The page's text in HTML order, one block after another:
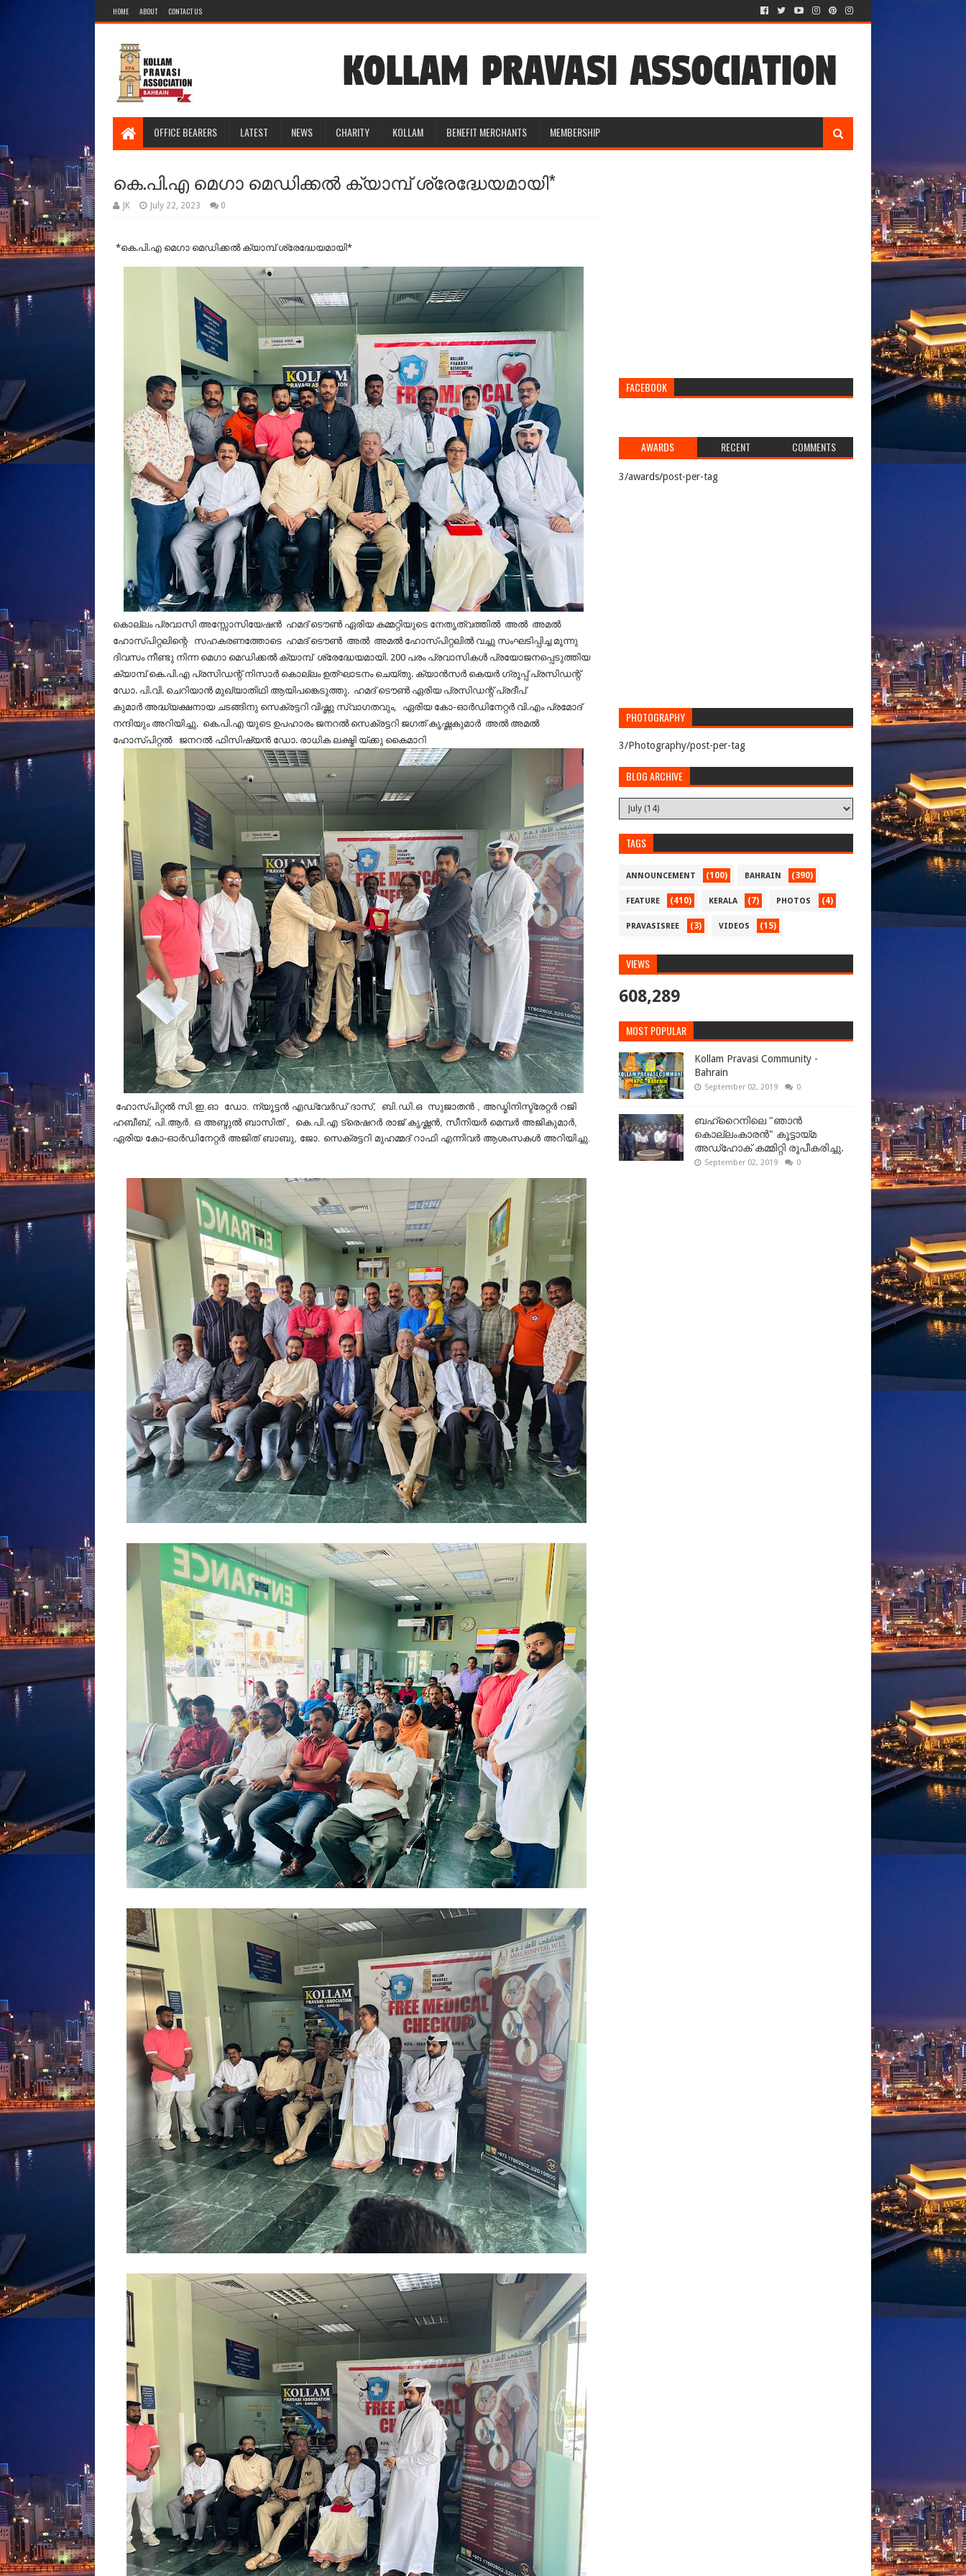
HOME ABOUT CONTACT US
OFFICE BEARERS LATEST NEWS CHARITY KOLLAM BENEFIT MERCHANTS MEMBERSHIP
കെ.പി.എ മെഗാ മെഡിക്കൽ ക്യാമ്പ് ശ്രേദ്ധേയമായി*
JK July 22, 2023 0
*കെ.പി.എ മെഗാ മെഡിക്കൽ ക്യാമ്പ് ശ്രേദ്ധേയമായി*
കൊല്ലം പ്രവാസി അസ്സോസിയേഷൻ ഹമദ് ടൌൺ ഏരിയ കമ്മറ്റിയുടെ നേതൃത്വത്തിൽ അൽ അമൽ
ഹോസ്പിറ്റലിന്റെ സഹകരണത്തോടെ ഹമദ് ടൌൺ അൽ അമൽ ഹോസ്പിറ്റലിൽ വച്ചു സംഘടിപ്പിച്ച മൂന്നു
ദിവസം നീണ്ടു നിന്ന മെഗാ മെഡിക്കൽ ക്യാമ്പ് ശ്രേദ്ധേയമായി. 200 പരം പ്രവാസികൾ പ്രയോജനപ്പെടുത്തിയ
ക്യാമ്പ് കെ.പി.എ പ്രസിഡന്റ് നിസാർ കൊല്ലം ഉത്‌ഘാടനം ചെയ്തു. ക്യാൻസർ കെയർ ഗ്രൂപ്പ് പ്രസിഡന്റ്
ഡോ. പി.വി. ചെറിയാൻ മുഖ്യാതിഥി ആയിപങ്കെടുത്തു. ഹമദ് ടൌൺ ഏരിയ പ്രസിഡന്റ് പ്രദീപ്
കുമാർ അദ്ധ്യക്ഷനായ ചടങ്ങിനു സെക്രട്ടറി വിഷ്ണു സ്വാഗതവും, ഏരിയ കോ-ഓർഡിനേറ്റർ വി.എം പ്രമോദ്
നന്ദിയും അറിയിച്ചു. കെ.പി.എ യുടെ ഉപഹാരം ജനറൽ സെക്രട്ടറി ജഗത് കൃഷ്ണകുമാർ അൽ അമൽ
ഹോസ്പിറ്റൽ
ജനറൽ ഫിസിഷ്യൻ ഡോ. രാധിക ലക്ഷ്മി യ്ക്കു കൈമാറി
ഹോസ്പിറ്റൽ സി.ഇ.ഓ ഡോ. ന്യൂട്ടൻ എഡ്‌വേർഡ് ദാസ്, ബി.ഡി.ഒ സുജാതൻ , അഡ്മിനിസ്ട്രേറ്റർ റജി
ഹബീബ്, പി.ആർ. ഒ അബ്ദുൽ ബാസിത് , കെ.പി.എ ട്രെഷറർ രാജ് കൃഷ്ണൻ, സീനിയർ മെമ്പർ അജികുമാർ,
ഏരിയ കോ-ഓർഡിനേറ്റർ അജിത് ബാബു, ജോ. സെക്രട്ടറി മുഹമ്മദ് റാഫി എന്നിവർ ആശംസകൾ അറിയിച്ചു.
FACEBOOK
AWARDS RECENT COMMENTS
3/awards/post-per-tag
PHOTOGRAPHY
3/Photography/post-per-tag
BLOG ARCHIVE
TAGS
ANNOUNCEMENT (100) BAHRAIN (390)
FEATURE (410) KERALA (7) PHOTOS (4)
PRAVASISREE (3) VIDEOS (15)
VIEWS
608,289
MOST POPULAR
Kollam Pravasi Community -
Bahrain
September 02, 2019 0
ബഹ്‌റൈനിലെ "ഞാൻ
കൊല്ലംകാരൻ" കൂട്ടായ്‌മ
അഡ്‌ഹോക് കമ്മിറ്റി രൂപീകരിച്ചു.
September 02, 2019 0